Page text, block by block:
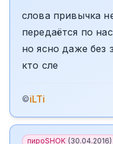
слова привычка
передаётся по
но ясно даже без
кто сле
©iLTi
пироSHOK (30.04.2016)